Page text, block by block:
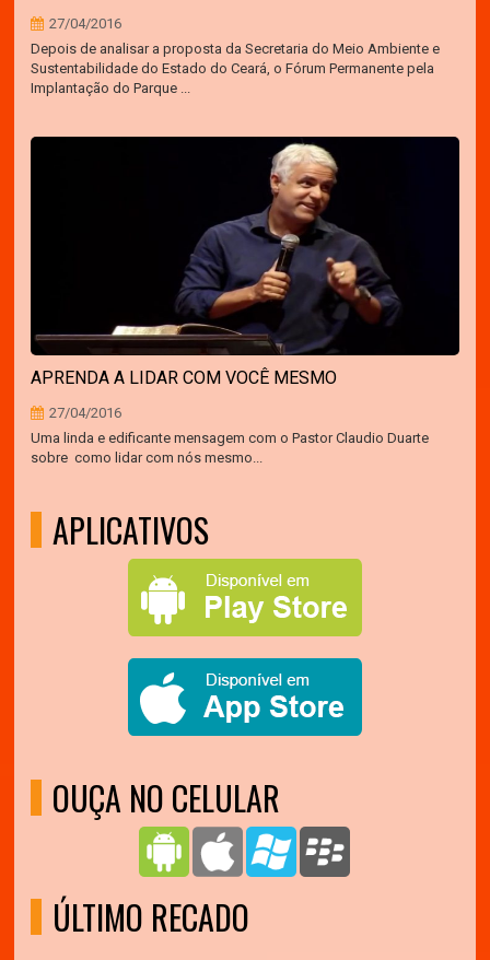
27/04/2016
Depois de analisar a proposta da Secretaria do Meio Ambiente e
Sustentabilidade do Estado do Ceará, o Fórum Permanente pela
Implantação do Parque ...
APRENDA A LIDAR COM VOCÊ MESMO
27/04/2016
Uma linda e edificante mensagem com o Pastor Claudio Duarte
sobre como lidar com nós mesmo...
APLICATIVOS
OUÇA NO CELULAR
ÚLTIMO RECADO